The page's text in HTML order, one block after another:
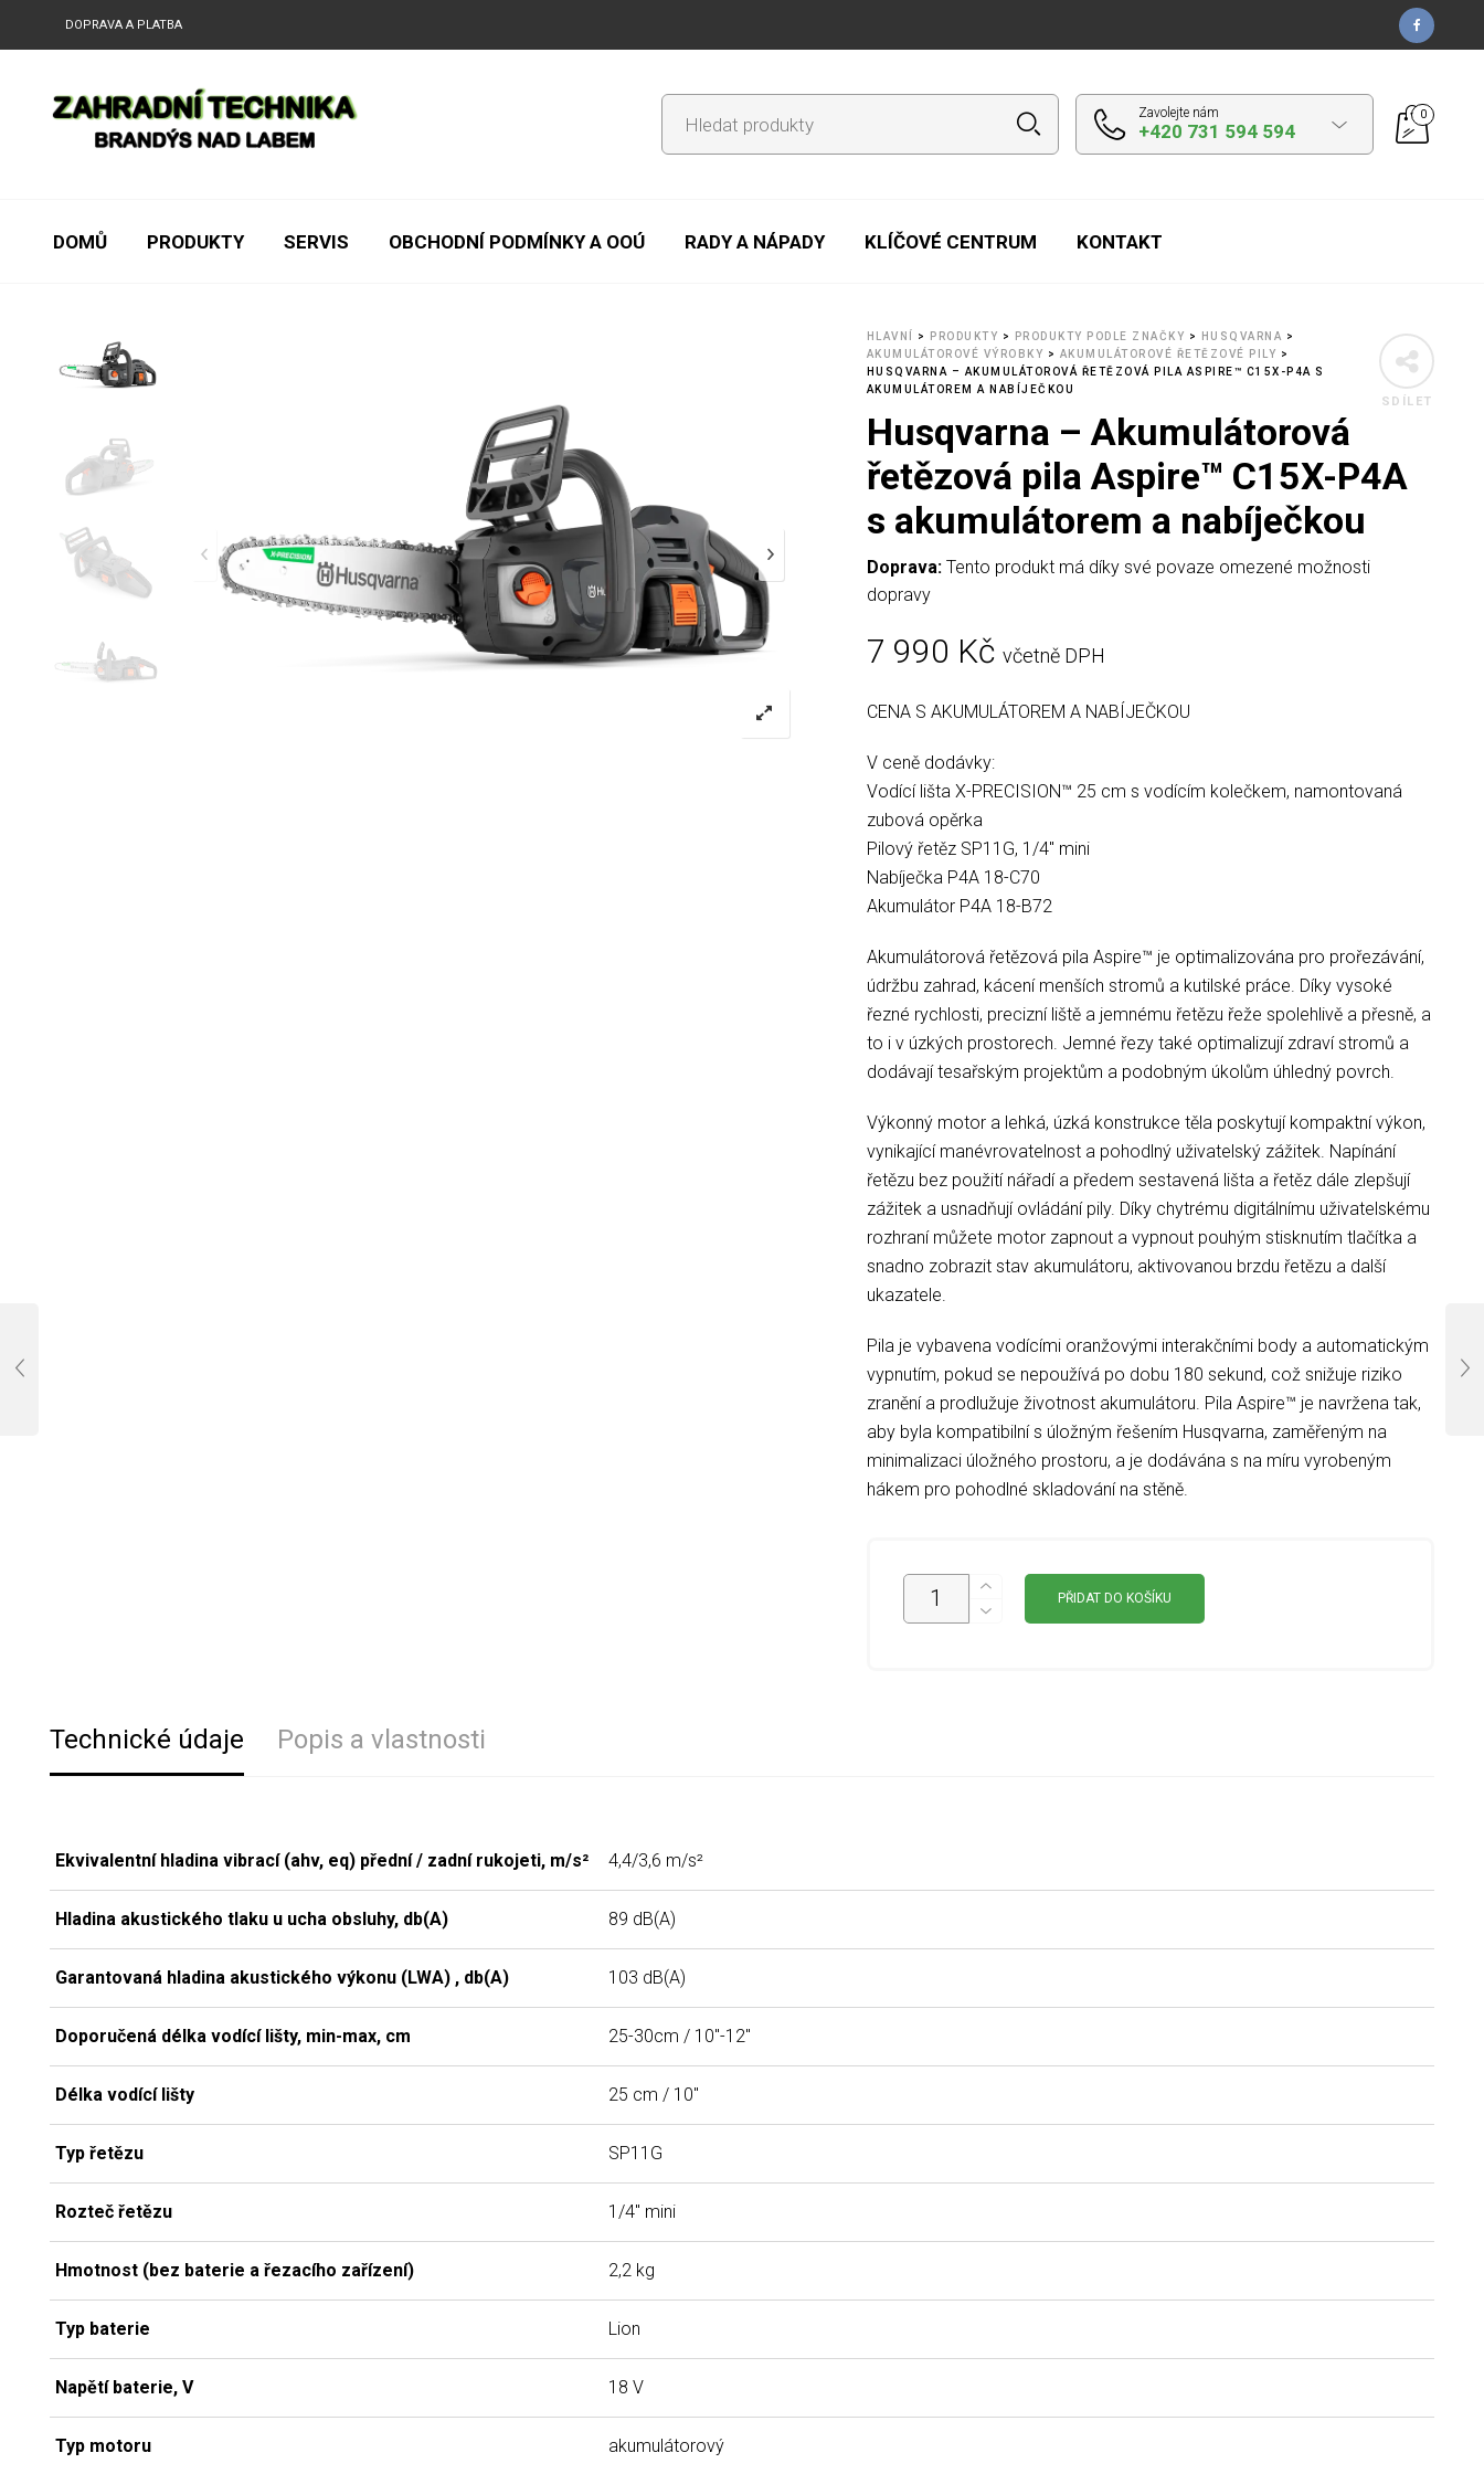
DOPRAVA A PLATBA
Zavolejte nám
+420 731 594 594
0
DOMŮ PRODUKTY SERVIS OBCHODNÍ PODMÍNKY A OOÚ RADY A NÁPADY KLÍČOVÉ CENTRUM KONTAKT
SDÍLET
HLAVNÍ > PRODUKTY > PRODUKTY PODLE ZNAČKY > HUSQVARNA >
AKUMULÁTOROVÉ VÝROBKY > AKUMULÁTOROVÉ ŘETĚZOVÉ PILY >
HUSQVARNA – AKUMULÁTOROVÁ ŘETĚZOVÁ PILA ASPIRE™ C15X-P4A S
AKUMULÁTOREM A NABÍJEČKOU
Husqvarna – Akumulátorová
řetězová pila Aspire™ C15X-P4A
s akumulátorem a nabíječkou
Doprava:Tento produkt má díky své povaze omezené možnosti
dopravy
7 990 Kč včetně DPH
CENA S AKUMULÁTOREM A NABÍJEČKOU
V ceně dodávky:
Vodící lišta X-PRECISION™ 25 cm s vodícím kolečkem, namontovaná
zubová opěrka
Pilový řetěz SP11G, 1/4″ mini
Nabíječka P4A 18-C70
Akumulátor P4A 18-B72
Akumulátorová řetězová pila Aspire™ je optimalizována pro prořezávání,
údržbu zahrad, kácení menších stromů a kutilské práce. Díky vysoké
řezné rychlosti, precizní liště a jemnému řetězu řeže spolehlivě a přesně, a
to i v úzkých prostorech. Jemné řezy také optimalizují zdraví stromů a
dodávají tesařským projektům a podobným úkolům úhledný povrch.
Výkonný motor a lehká, úzká konstrukce těla poskytují kompaktní výkon,
vynikající manévrovatelnost a pohodlný uživatelský zážitek. Napínání
řetězu bez použití nářadí a předem sestavená lišta a řetěz dále zlepšují
zážitek a usnadňují ovládání pily. Díky chytrému digitálnímu uživatelskému
rozhraní můžete motor zapnout a vypnout pouhým stisknutím tlačítka a
snadno zobrazit stav akumulátoru, aktivovanou brzdu řetězu a další
ukazatele.
Pila je vybavena vodícími oranžovými interakčními body a automatickým
vypnutím, pokud se nepoužívá po dobu 180 sekund, což snižuje riziko
zranění a prodlužuje životnost akumulátoru. Pila Aspire™ je navržena tak,
aby byla kompatibilní s úložným řešením Husqvarna, zaměřeným na
minimalizaci úložného prostoru, a je dodávána s na míru vyrobeným
hákem pro pohodlné skladování na stěně.
PŘIDAT DO KOŠÍKU
Technické údaje Popis a vlastnosti
Ekvivalentní hladina vibrací (ahv, eq) přední / zadní rukojeti, m/s² 4,4/3,6 m/s²
Hladina akustického tlaku u ucha obsluhy, db(A) 89 dB(A)
Garantovaná hladina akustického výkonu (LWA) , db(A) 103 dB(A)
Doporučená délka vodící lišty, min-max, cm 25-30cm / 10"-12"
Délka vodící lišty 25 cm / 10"
Typ řetězu SP11G
Rozteč řetězu 1/4" mini
Hmotnost (bez baterie a řezacího zařízení) 2,2 kg
Typ baterie Lion
Napětí baterie, V 18 V
Typ motoru akumulátorový